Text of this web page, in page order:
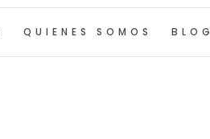
QUIENES SOMOS BLOG